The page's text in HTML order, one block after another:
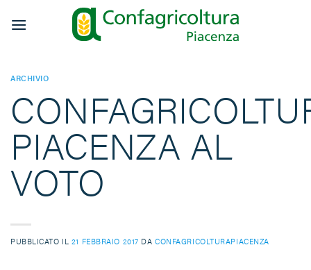
ARCHIVIO
PIACENZA AL
VOTO
PUBBLICATO IL 21 FEBBRAIO 2017 DACONFAGRICOLTURAPIACENZA